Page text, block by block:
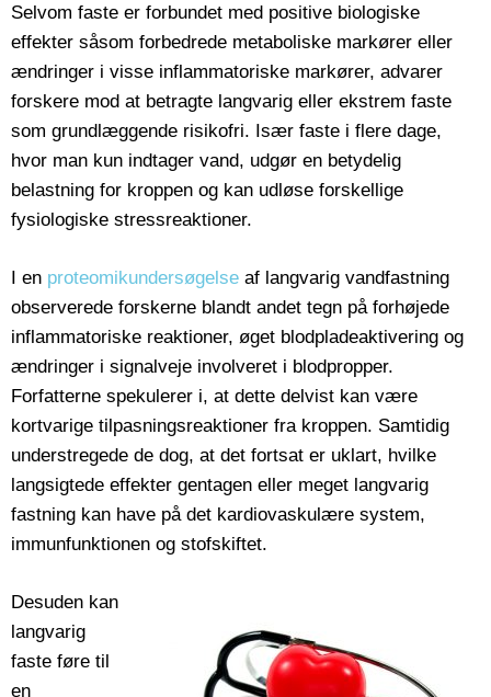
Selvom faste er forbundet med positive biologiske
effekter såsom forbedrede metaboliske markører eller
ændringer i visse inflammatoriske markører, advarer
forskere mod at betragte langvarig eller ekstrem faste
som grundlæggende risikofri. Især faste i flere dage,
hvor man kun indtager vand, udgør en betydelig
belastning for kroppen og kan udløse forskellige
fysiologiske stressreaktioner.
I en proteomikundersøgelse af langvarig vandfastning
observerede forskerne blandt andet tegn på forhøjede
inflammatoriske reaktioner, øget blodpladeaktivering og
ændringer i signalveje involveret i blodpropper.
Forfatterne spekulerer i, at dette delvist kan være
kortvarige tilpasningsreaktioner fra kroppen. Samtidig
understregede de dog, at det fortsat er uklart, hvilke
langsigtede effekter gentagen eller meget langvarig
fastning kan have på det kardiovaskulære system,
immunfunktionen og stofskiftet.
Desuden kan
langvarig
faste føre til
en